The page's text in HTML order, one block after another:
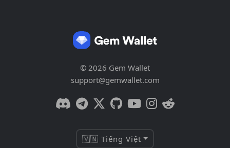
© 2026 Gem Wallet
support@gemwallet.com
🇻🇳 Tiếng Việt